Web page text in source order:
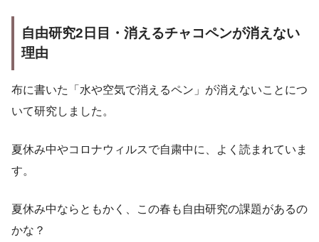
自由研究2日目・消えるチャコペンが消えない
理由
布に書いた「水や空気で消えるペン」が消えないことにつ
いて研究しました。
夏休み中やコロナウィルスで自粛中に、よく読まれていま
す。
夏休み中ならともかく、この春も自由研究の課題があるの
かな？